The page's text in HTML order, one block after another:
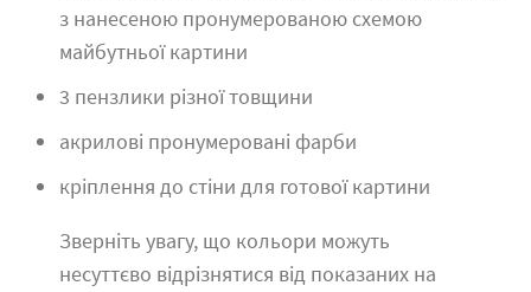
з нанесеною пронумерованою схемою
майбутньої картини
3 пензлики різної товщини
акрилові пронумеровані фарби
кріплення до стіни для готової картини
Зверніть увагу, що кольори можуть
несуттєво відрізнятися від показаних на